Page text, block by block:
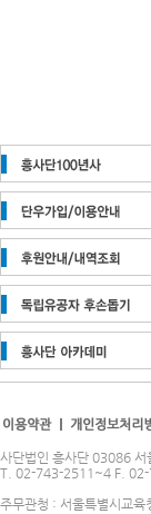
사단법인 흥사단 03086
T. 02-743-2511~4 F.
주무관청 : 서울특별시교육